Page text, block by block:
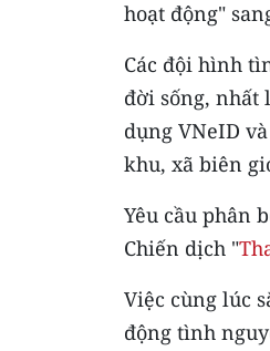
hoạt động"
Các đội hình
đời sống, nhất
dụng VNeID
khu, xã biên
Yêu cầu phân
Chiến dịch "
Việc cùng lúc
động tình